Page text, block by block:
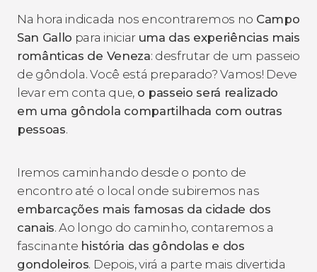
Na hora indicada nos encontraremos no Campo
San Gallo para iniciar uma das experiências mais
românticas de Veneza: desfrutar de um passeio
de gôndola. Você está preparado? Vamos! Deve
levar em conta que, o passeio será realizado
em uma gôndola compartilhada com outras
pessoas.
Iremos caminhando desde o ponto de
encontro até o local onde subiremos nas
embarcações mais famosas da cidade dos
canais. Ao longo do caminho, contaremos a
fascinante história das gôndolas e dos
gondoleiros. Depois, virá a parte mais divertida